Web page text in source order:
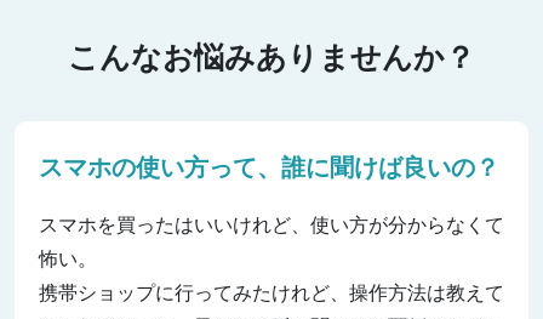
こんなお悩みありませんか？
スマホの使い方って、誰に聞けば良いの？
スマホを買ったはいいけれど、使い方が分からなくて
怖い。
携帯ショップに行ってみたけれど、操作方法は教えて